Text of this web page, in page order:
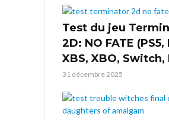
Test du jeu
2D: NO FATE (PS5,
XBS, XBO, Switch,
31 décembre 2025